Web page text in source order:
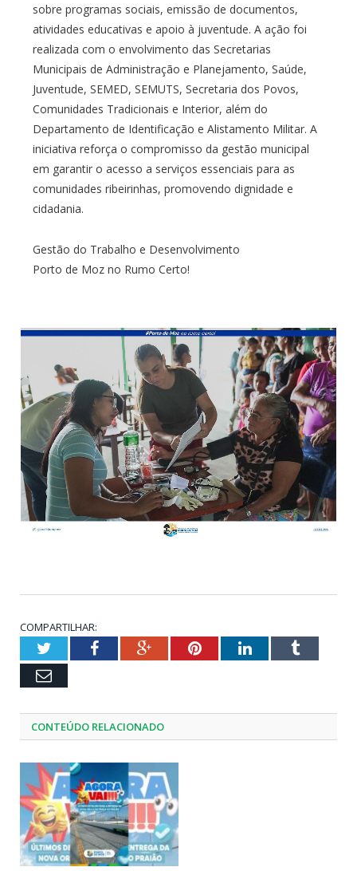
sobre programas sociais, emissão de documentos,
atividades educativas e apoio à juventude. A ação foi
realizada com o envolvimento das Secretarias
Municipais de Administração e Planejamento, Saúde,
Juventude, SEMED, SEMUTS, Secretaria dos Povos,
Comunidades Tradicionais e Interior, além do
Departamento de Identificação e Alistamento Militar. A
iniciativa reforça o compromisso da gestão municipal
em garantir o acesso a serviços essenciais para as
comunidades ribeirinhas, promovendo dignidade e
cidadania.
Gestão do Trabalho e Desenvolvimento
Porto de Moz no Rumo Certo!
COMPARTILHAR:
TwitterFacebookGoogle+PinterestLinkedInTumblr
Email
CONTEÚDO RELACIONADO